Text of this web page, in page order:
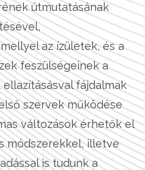
útmutatásának
az ízületek, és a
feszülségeinek a
fájdalmak
szervek működése
változások érhetők el
módszerekkel, illetve
is tudunk a